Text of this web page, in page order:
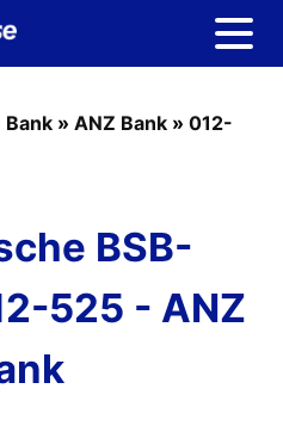
Bank » ANZ Bank » 012-
BSB-
525 - ANZ